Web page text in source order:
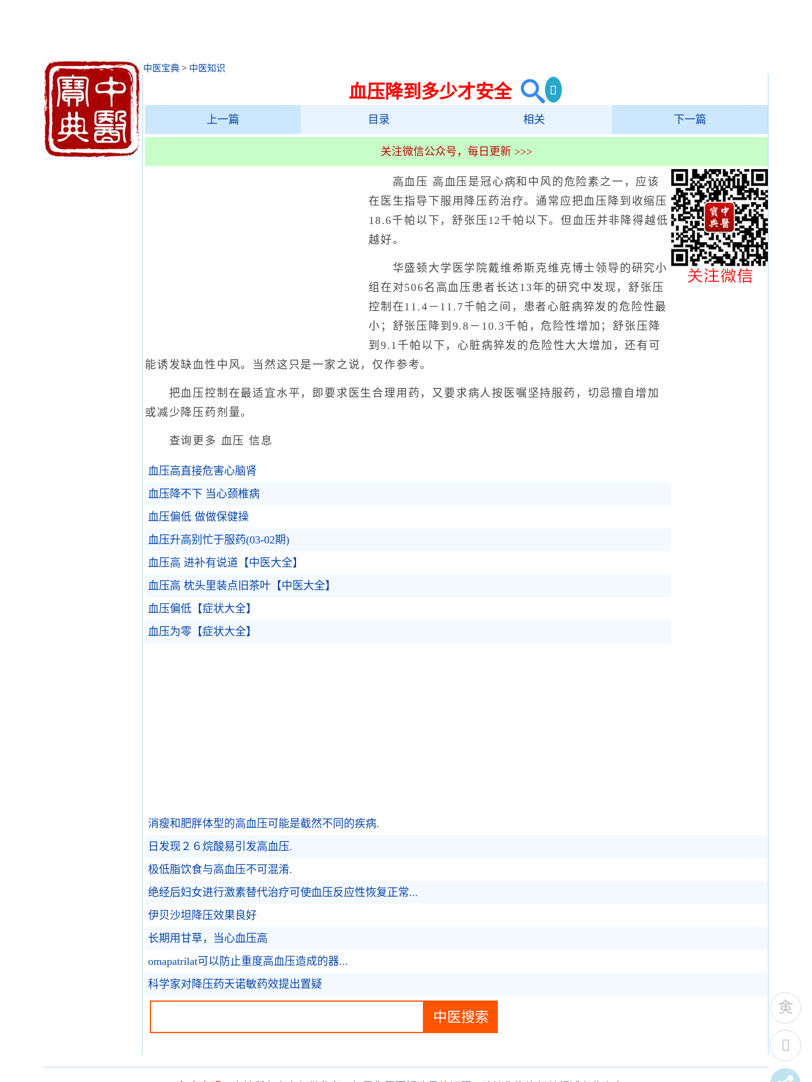
中医宝典 > 中医知识
血压降到多少才安全
上一篇 目录 相关 下一篇
关注微信公众号，每日更新 >>>
高血压 高血压是冠心病和中风的危险素之一，应该
在医生指导下服用降压药治疗。通常应把血压降到收缩压
18.6千帕以下，舒张压12千帕以下。但血压并非降得越低
越好。
华盛顿大学医学院戴维希斯克维克博士领导的研究小
组在对506名高血压患者长达13年的研究中发现，舒张压
控制在11.4－11.7千帕之间，患者心脏病猝发的危险性最
小；舒张压降到9.8－10.3千帕，危险性增加；舒张压降
到9.1千帕以下，心脏病猝发的危险性大大增加，还有可
能诱发缺血性中风。当然这只是一家之说，仅作参考。
把血压控制在最适宜水平，即要求医生合理用药，又要求病人按医嘱坚持服药，切忌擅自增加
或减少降压药剂量。
查询更多 血压 信息
血压高直接危害心脑肾
血压降不下 当心颈椎病
血压偏低 做做保健操
血压升高别忙于服药(03-02期)
血压高 进补有说道【中医大全】
血压高 枕头里装点旧茶叶【中医大全】
血压偏低【症状大全】
血压为零【症状大全】
消瘦和肥胖体型的高血压可能是截然不同的疾病.
日发现２６烷酸易引发高血压.
极低脂饮食与高血压不可混淆.
绝经后妇女进行激素替代治疗可使血压反应性恢复正常...
伊贝沙坦降压效果良好
长期用甘草，当心血压高
omapatrilat可以防止重度高血压造成的器...
科学家对降压药天诺敏药效提出置疑